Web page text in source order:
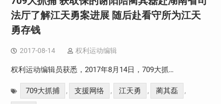
法厅了解江天勇案进展 随后赴看守所为江天
勇存钱
2017-08-14 权利运动编辑
权利运动编辑员获悉，2017年8月14日，709大抓…
709大抓捕 , 支援网络 , 江天勇 , 蔺其磊 ,